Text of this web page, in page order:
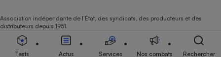
Association indépendante de l’État, des syndicats, des producteurs et des
distributeurs depuis 1951.
Tests Actus Services Nos combats Rechercher